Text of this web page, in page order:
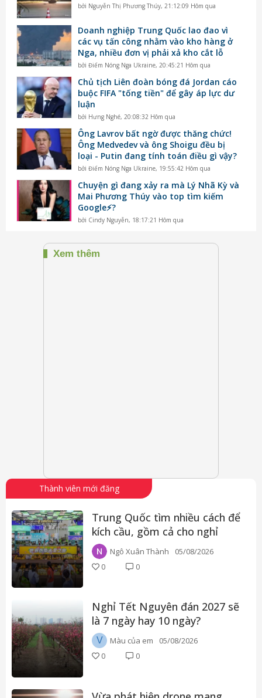
bởi Nguyễn Thị Phương Thúy,21:12:09 Hôm qua
Doanh nghiệp Trung Quốc lao đao vì
các vụ tấn công nhằm vào kho hàng ở
Nga, nhiều đơn vị phải xả kho cắt lỗ
bởiĐiểm Nóng Nga Ukraine,20:45:21 Hôm qua
Chủ tịch Liên đoàn bóng đá Jordan cáo
buộc FIFA "tống tiền" để gây áp lực dư
luận
bởi Hưng Nghé,20:08:32 Hôm qua
Ông Lavrov bất ngờ được thăng chức!
Ông Medvedev và ông Shoigu đều bị
loại - Putin đang tính toán điều gì vậy?
bởiĐiểm Nóng Nga Ukraine, 19:55:42 Hôm qua
Chuyện gì đang xảy ra mà Lý Nhã Kỳ và
Mai Phương Thúy vào top tìm kiếm
Google⚡️?
bởi Cindy Nguyễn, 18:17:21 Hôm qua
Thành viên mới đăng
Trung Quốc tìm nhiều cách để
kích cầu, gồm cả cho nghỉ
phép hưởng lương
Ngô Xuân Thành
05/08/2026
0
0
Nghỉ Tết Nguyên đán 2027 sẽ
là 7 ngày hay 10 ngày?
V Màu của em
05/08/2026
0
0